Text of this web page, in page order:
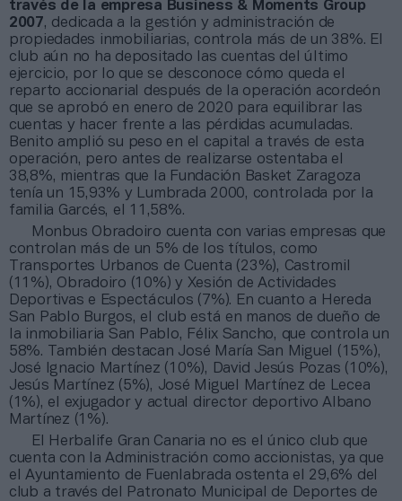
través de la empresa Business & Moments Group
2007, dedicada a la gestión y administración de
propiedades inmobiliarias, controla más de un 38%. El
club aún no ha depositado las cuentas del último
ejercicio, por lo que se desconoce cómo queda el
reparto accionarial después de la operación acordeón
que se aprobó en enero de 2020 para equilibrar las
cuentas y hacer frente a las pérdidas acumuladas.
Benito amplió su peso en el capital a través de esta
operación, pero antes de realizarse ostentaba el
38,8%, mientras que la Fundación Basket Zaragoza
tenía un 15,93% y Lumbrada 2000, controlada por la
familia Garcés, el 11,58%.
Monbus Obradoiro cuenta con varias empresas que
controlan más de un 5% de los títulos, como
Transportes Urbanos de Cuenta (23%), Castromil
(11%), Obradoiro (10%) y Xesión de Actividades
Deportivas e Espectáculos (7%). En cuanto a Hereda
San Pablo Burgos, el club está en manos de dueño de
la inmobiliaria San Pablo, Félix Sancho, que controla un
58%. También destacan José María San Miguel (15%),
José Ignacio Martínez (10%), David Jesús Pozas (10%),
Jesús Martínez (5%), José Miguel Martínez de Lecea
(1%), el exjugador y actual director deportivo Albano
Martínez (1%).
El Herbalife Gran Canaria no es el único club que
cuenta con la Administración como accionistas, ya que
el Ayuntamiento de Fuenlabrada ostenta el 29,6% del
club a través del Patronato Municipal de Deportes de